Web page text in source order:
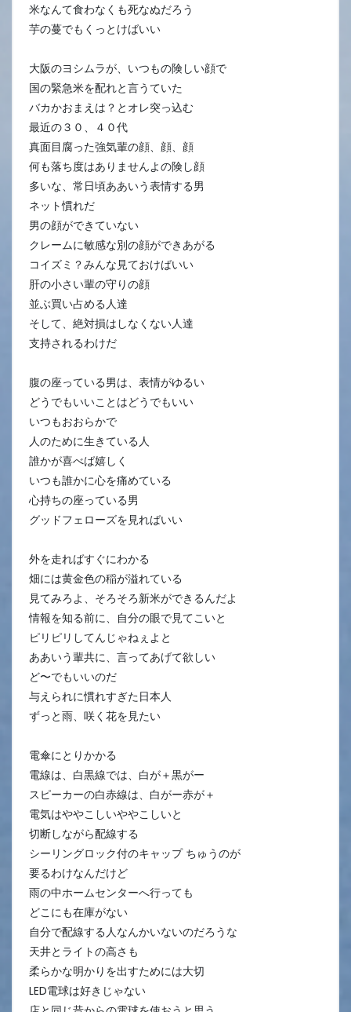
米なんて食わなくも死なぬだろう
芋の蔓でもくっとけばいい
大阪のヨシムラが、いつもの険しい顔で
国の緊急米を配れと言うていた
バカかおまえは？とオレ突っ込む
最近の３０、４０代
真面目腐った強気輩の顔、顔、顔
何も落ち度はありませんよの険し顔
多いな、常日頃ああいう表情する男
ネット慣れだ
男の顔ができていない
クレームに敏感な別の顔ができあがる
コイズミ？みんな見ておけばいい
肝の小さい輩の守りの顔
並ぶ買い占める人達
そして、絶対損はしなくない人達
支持されるわけだ
腹の座っている男は、表情がゆるい
どうでもいいことはどうでもいい
いつもおおらかで
人のために生きている人
誰かが喜べば嬉しく
いつも誰かに心を痛めている
心持ちの座っている男
グッドフェローズを見ればいい
外を走ればすぐにわかる
畑には黄金色の稲が溢れている
見てみろよ、そろそろ新米ができるんだよ
情報を知る前に、自分の眼で見てこいと
ピリピリしてんじゃねぇよと
ああいう輩共に、言ってあげて欲しい
ど〜でもいいのだ
与えられに慣れすぎた日本人
ずっと雨、咲く花を見たい
電傘にとりかかる
電線は、白黒線では、白が＋黒がー
スピーカーの白赤線は、白がー赤が＋
電気はややこしいややこしいと
切断しながら配線する
シーリングロック付のキャップ ちゅうのが
要るわけなんだけど
雨の中ホームセンターへ行っても
どこにも在庫がない
自分で配線する人なんかいないのだろうな
天井とライトの高さも
柔らかな明かりを出すためには大切
LED電球は好きじゃない